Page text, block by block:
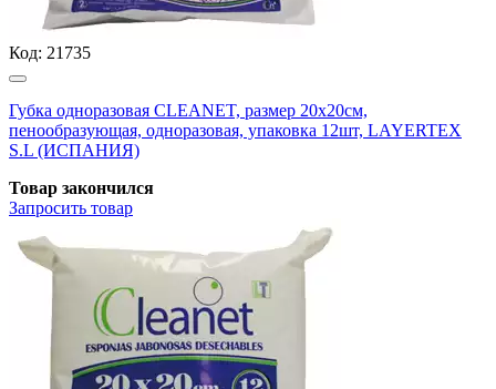
Код: 21735
Губка одноразовая CLEANET, размер 20х20см,
пенообразующая, одноразовая, упаковка 12шт, LAYERTEX
S.L (ИСПАНИЯ)
Товар закончился
Запросить товар